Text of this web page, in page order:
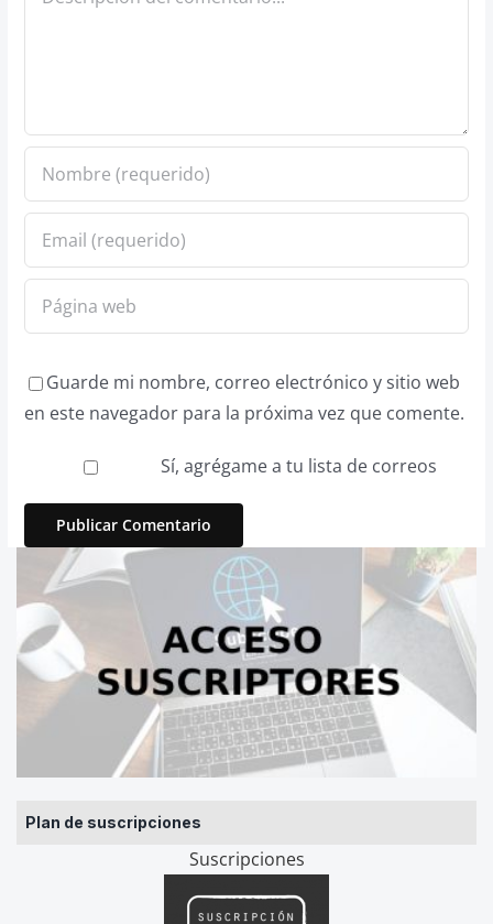
Plan de suscripciones
Suscripciones
Guarde mi nombre, correo electrónico y sitio web
en este navegador para la próxima vez que comente.
Sí, agrégame a tu lista de correos